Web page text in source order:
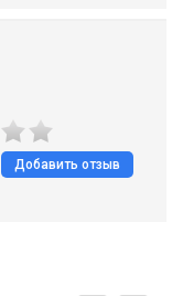
Добавить отзыв